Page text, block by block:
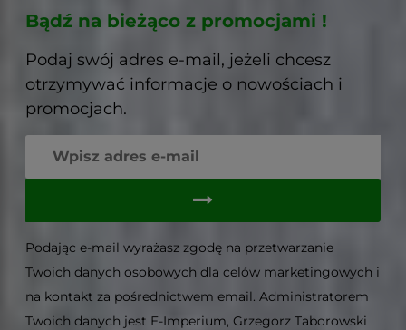
Bądź na bieżąco z promocjami !
Podaj swój adres e-mail, jeżeli chcesz
otrzymywać informacje o nowościach i
promocjach.
Podając e-mail wyrażasz zgodę na przetwarzanie
Twoich danych osobowych dla celów marketingowych i
na kontakt za pośrednictwem email. Administratorem
Twoich danych jest E-Imperium, Grzegorz Taborowski